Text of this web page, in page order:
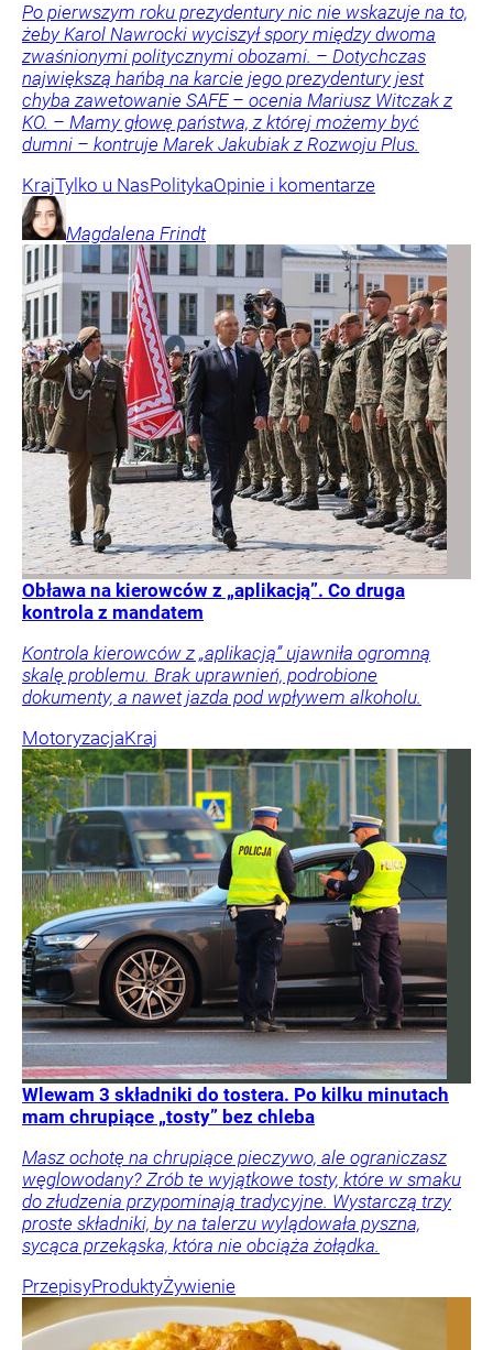
Po pierwszym roku prezydentury nic nie wskazuje na to,
żeby Karol Nawrocki wyciszył spory między dwoma
zwaśnionymi politycznymi obozami. – Dotychczas
największą hańbą na karcie jego prezydentury jest
chyba zawetowanie SAFE – ocenia Mariusz Witczak z
KO. – Mamy głowę państwa, z której możemy być
dumni – kontruje Marek Jakubiak z Rozwoju Plus.
KrajTylko u NasPolitykaOpinie i komentarze
Magdalena Frindt
Obława na kierowców z „aplikacją”. Co druga
kontrola z mandatem
Kontrola kierowców z „aplikacją” ujawniła ogromną
skalę problemu. Brak uprawnień, podrobione
dokumenty, a nawet jazda pod wpływem alkoholu.
MotoryzacjaKraj
Wlewam 3 składniki do tostera. Po kilku minutach
mam chrupiące „tosty” bez chleba
Masz ochotę na chrupiące pieczywo, ale ograniczasz
węglowodany? Zrób te wyjątkowe tosty, które w smaku
do złudzenia przypominają tradycyjne. Wystarczą trzy
proste składniki, by na talerzu wylądowała pyszna,
sycąca przekąska, która nie obciąża żołądka.
PrzepisyProduktyŻywienie